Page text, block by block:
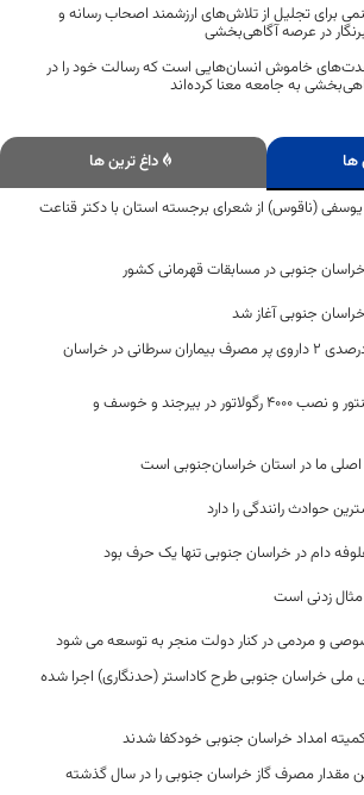
برای تجلیل از تلاش‌های ارزشمند اصحاب رسانه و
در عرصه آگاهی‌بخشی
خاموش انسان‌هایی است که رسالت خود را در
به جامعه معنا کرده‌اند
ها
داغ ترین ها
(ناقوس) از شعرای برجسته استان با دکتر قناعت
جنوبی در مسابقات قهرمانی کشور
جنوبی آغاز شد
پوشش جدید بیمه ۷۰ درصدی ۲ داروی پر مصرف بیماران سرطانی در خراسان
نصب و تعویض 7500 کنتور و نصب 4000 رگولاتور در بیرجند و خوسف و
ما در استان خراسان‌جنوبی است
دام در خراسان جنوبی تنها یک حرف بود
زدنی است
و مردمی در کنار دولت منجر به توسعه می شود
درصد اراضی ملی خراسان جنوبی طرح کاداستر (حدنگاری) اجرا شده
مقدار مصرف گاز خراسان جنوبی را در سال گذشته